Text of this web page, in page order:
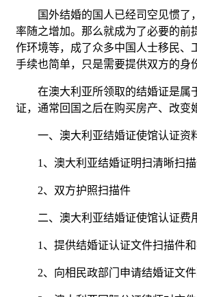
国外结婚的国人已经司空见惯了，
率随之增加。那么就成为了必要的前
作环境等，成了众多中国人士移民、
手续也简单，只是需要提供双方的身
在澳大利亚所领取的结婚证是属于
证，通常回国之后在购买房产、改变
一、澳大利亚结婚证使馆认证资
1、澳大利亚结婚证明扫清晰扫
2、双方护照扫描件
二、澳大利亚结婚证使馆认证费用
1、提供结婚证认证文件扫描件和
2、向相民政部门申请结婚证文件